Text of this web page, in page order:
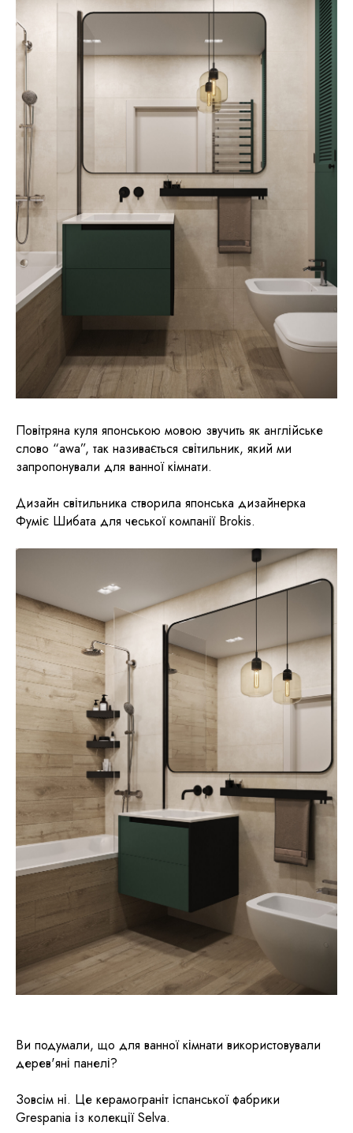
Повітряна куля японською мовою звучить як англійське
слово “awa”, так називається світильник, який ми
запропонували для ванної кімнати.
Дизайн світильника створила японська дизайнерка
Фуміє Шибата для чеської компанії Brokis.
Ви подумали, що для ванної кімнати використовували
дерев'яні панелі?
Зовсім ні. Це керамограніт іспанської фабрики
Grespania із колекції Selva.